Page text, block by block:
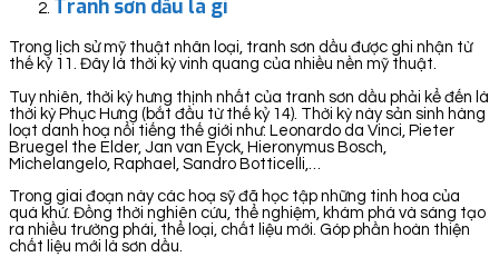
Tranh sơn dầu là gì
Trong lịch sử mỹ thuật nhân loại, tranh sơn dầu được ghi nhận từ
thế kỷ 11. Đây là thời kỳ vinh quang của nhiều nền mỹ thuật.
Tuy nhiên, thời kỳ hưng thịnh nhất của tranh sơn dầu phải kể đến là
thời kỳ Phục Hưng (bắt đầu từ thế kỷ 14). Thời kỳ này sản sinh hàng
loạt danh hoạ nổi tiếng thế giới như: Leonardo da Vinci, Pieter
Bruegel the Elder, Jan van Eyck, Hieronymus Bosch,
Michelangelo, Raphael, Sandro Botticelli,…
Trong giai đoạn này các hoạ sỹ đã học tập những tinh hoa của
quá khứ. Đồng thời nghiên cứu, thể nghiệm, khám phá và sáng tạo
ra nhiều trường phái, thể loại, chất liệu mới. Góp phần hoàn thiện
chất liệu mới là sơn dầu.